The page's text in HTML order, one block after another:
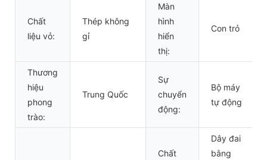
Chất
liệu vỏ:
Thép không
gỉ
Màn
hình
hiển
thị:
Con trỏ
Thương
hiệu
phong
trào:
Trung Quốc
Sự
chuyển
động:
Bộ máy
tự động
Chất
Dây đai
bằng